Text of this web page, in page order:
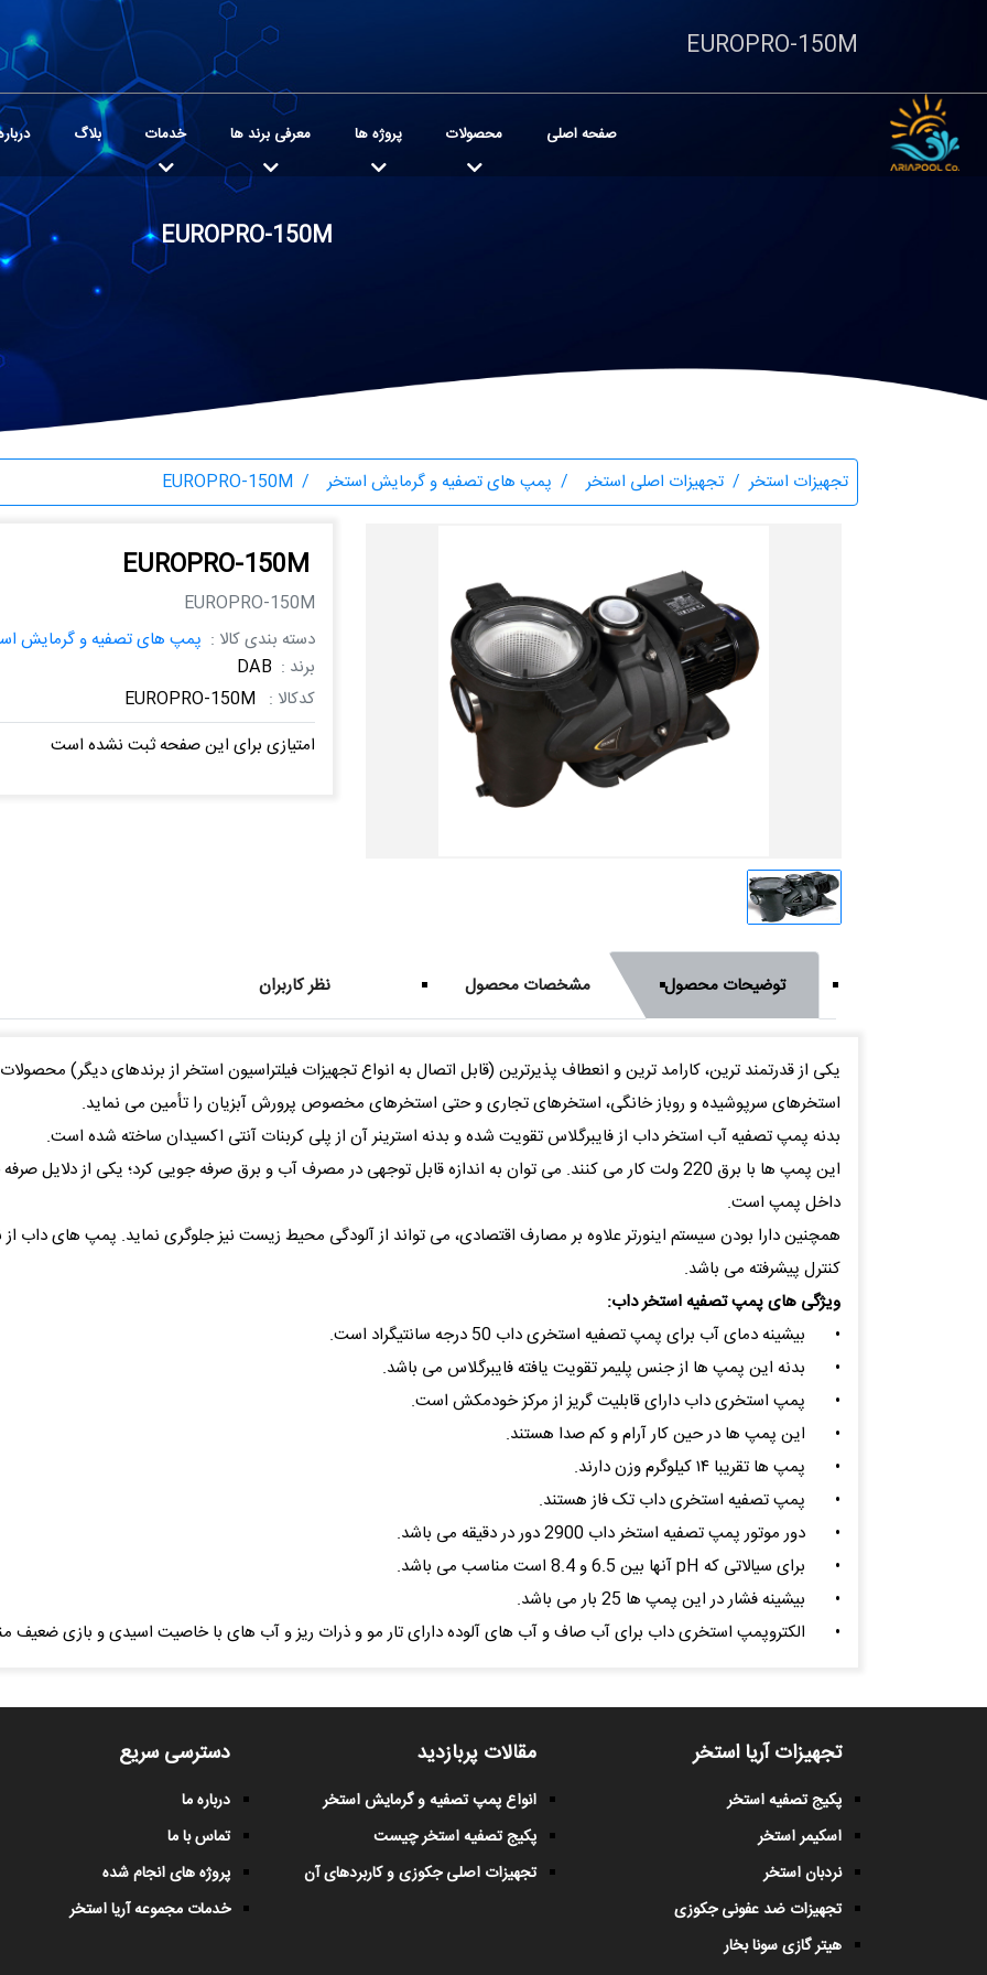
EUROPRO-150M
صفحه اصلی محصولات پروژه ها معرفی برند ها خدمات بلاگ
EUROPRO-150M
تجهیزات استخر تجهیزات اصلی استخر پمپ های تصفیه و گرمایش استخر EUROPRO-150M
EUROPRO-150M
EUROPRO-150M
دسته بندی کالا : پمپ های تصفیه و گرمایش
برند : DAB
کدکالا : EUROPRO-150M
امتیازی برای این صفحه ثبت نشده است
توضیحات محصول مشخصات محصول نظر کاربران
یکی از قدرتمند ترین، کارامد ترین و انعطاف پذیرترین (قابل اتصال به انواع تجهیزات فیلتراسیون استخر از برندهای دیگر)
استخرهای سرپوشیده و روباز خانگی، استخرهای تجاری و حتی استخرهای مخصوص پرورش آبزیان را تأمین می نماید.
بدنه پمپ تصفیه آب استخر داب از فایبرگلاس تقویت شده و بدنه استرینر آن از پلی کربنات آنتی اکسیدان ساخته شده است.
این پمپ ها با برق 220 ولت کار می کنند. می توان به اندازه قابل توجهی در مصرف آب و برق صرفه جویی کرد؛ یکی از
داخل پمپ است.
همچنین دارا بودن سیستم اینورتر علاوه بر مصارف اقتصادی، می تواند از آلودگی محیط زیست نیز جلوگری نماید. پمپ های داب از
کنترل پیشرفته می باشد.
ویژگی های پمپ تصفیه استخر داب:
•
بیشینه دمای آب برای پمپ تصفیه استخری داب 50 درجه سانتیگراد است.
•
بدنه این پمپ ها از جنس پلیمر تقویت یافته فایبرگلاس می باشد.
•
پمپ استخری داب دارای قابلیت گریز از مرکز خودمکش است.
•
این پمپ ها در حین کار آرام و کم صدا هستند.
•
پمپ ها تقریبا ۱۴ کیلوگرم وزن دارند.
•
پمپ تصفیه استخری داب تک فاز هستند.
•
دور موتور پمپ تصفیه استخر داب 2900 دور در دقیقه می باشد.
•
برای سیالاتی که pH آنها بین 6.5 و 8.4 است مناسب می باشد.
•
بیشینه فشار در این پمپ ها 25 بار می باشد.
•
الکتروپمپ استخری داب برای آب صاف و آب های آلوده دارای تار مو و ذرات ریز و آب های با خاصیت اسیدی و بازی
تجهیزات آریا استخر
پکیج تصفیه استخر
اسکیمر استخر
نردبان استخر
تجهیزات ضد عفونی جکوزی
هیتر گازی سونا بخار
مقالات پربازدید
انواع پمپ تصفیه و گرمایش استخر
پکیج تصفیه استخر چیست
تجهیزات اصلی جکوزی و کاربردهای آن
دسترسی سریع
درباره ما
تماس با ما
پروژه های انجام شده
خدمات مجموعه آریا استخر